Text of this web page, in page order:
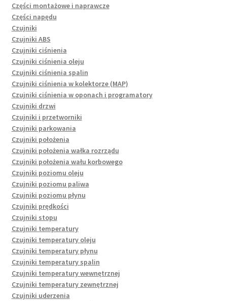
Części montażowe i naprawcze
Części napędu
Czujniki
Czujniki ABS
Czujniki ciśnienia
Czujniki ciśnienia oleju
Czujniki ciśnienia spalin
Czujniki ciśnienia w kolektorze (MAP)
Czujniki ciśnienia w oponach i programatory
Czujniki drzwi
Czujniki i przetworniki
Czujniki parkowania
Czujniki położenia
Czujniki położenia wałka rozrządu
Czujniki położenia wału korbowego
Czujniki poziomu oleju
Czujniki poziomu paliwa
Czujniki poziomu płynu
Czujniki prędkości
Czujniki stopu
Czujniki temperatury
Czujniki temperatury oleju
Czujniki temperatury płynu
Czujniki temperatury spalin
Czujniki temperatury wewnętrznej
Czujniki temperatury zewnętrznej
Czujniki uderzenia